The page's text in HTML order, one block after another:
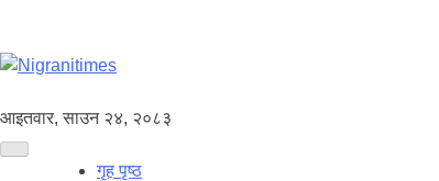
आइतवार, साउन २४, २०८३
गृह पृष्ठ